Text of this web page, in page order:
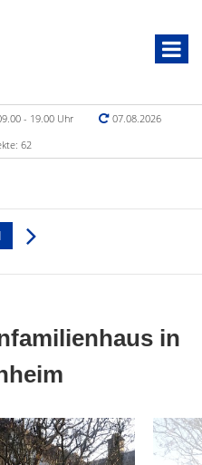
- 19.00 Uhr
07.08.2026
62
in